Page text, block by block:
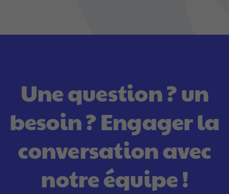
Unequestion?un
besoin?Engagerla
conversationavec
notreéquipe!